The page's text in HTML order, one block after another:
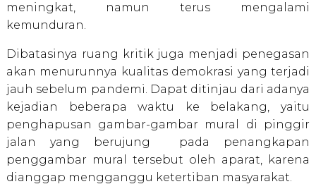
meningkat, namun terus mengalami
kemunduran.
Dibatasinya ruang kritik juga menjadi penegasan
akan menurunnya kualitas demokrasi yang terjadi
jauh sebelum pandemi. Dapat ditinjau dari adanya
kejadian beberapa waktu ke belakang, yaitu
penghapusan gambar-gambar mural di pinggir
jalan yang berujung pada penangkapan
penggambar mural tersebut oleh aparat, karena
dianggap mengganggu ketertiban masyarakat.